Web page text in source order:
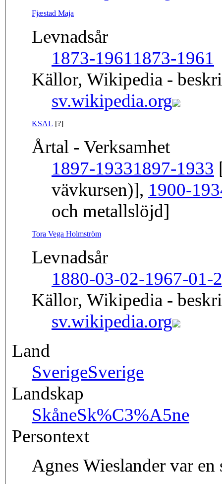
Fjæstad Maja
Levnadsår
1873-19611873-1961
Källor, Wikipedia -
sv.wikipedia.org
KSAL [?]
Årtal - Verksamhet
1897-19331897-1933
vävkursen)], 1900-
och metallslöjd]
Tora Vega Holmström
Levnadsår
1880-03-02-1967-01-
Källor, Wikipedia -
sv.wikipedia.org
Land
SverigeSverige
Landskap
SkåneSk%C3%A5ne
Persontext
Agnes Wieslander var en